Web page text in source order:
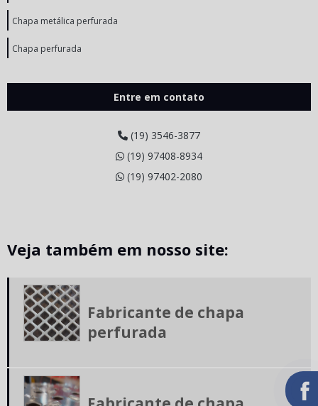
Chapa metálica perfurada
Chapa perfurada
Chapa perfurada para filtro
Chapa perfurada para moinho
Chapa perfurada para peneira
Chapa xadrez
Distribuidora de chapas perfuradas
Fabrica chapa perfurada
Fabrica de tela expandida
Entre em contato
(19) 3546-3877
(19) 97408-8934
(19) 97402-2080
Veja também em nosso site:
Fabricante de chapa
perfurada